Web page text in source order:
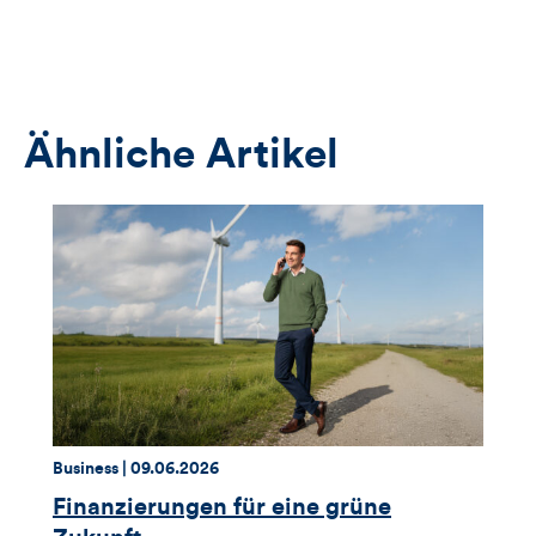
Ähnliche Artikel
Thema:
Business | Datum:
09.06.2026
Finanzierungen für eine grüne